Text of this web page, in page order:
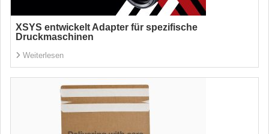
XSYS entwickelt Adapter für spezifische
Druckmaschinen
Weiterlesen